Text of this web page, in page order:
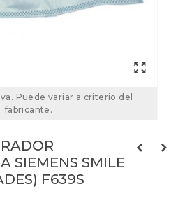
Puede variar a criterio del
fabricante.
SIEMENS SMILE
F639S